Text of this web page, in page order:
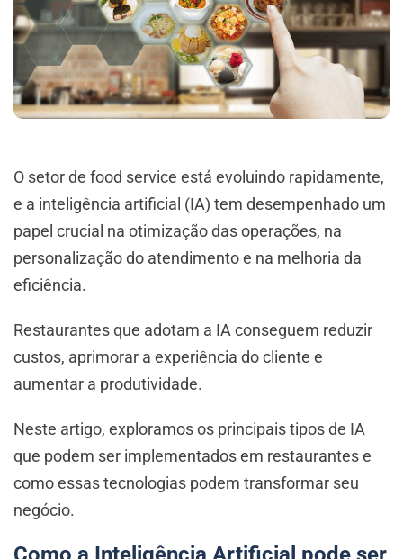
O setor de food service está evoluindo rapidamente,
e a inteligência artificial (IA) tem desempenhado um
papel crucial na otimização das operações, na
personalização do atendimento e na melhoria da
eficiência.
Restaurantes que adotam a IA conseguem reduzir
custos, aprimorar a experiência do cliente e
aumentar a produtividade.
Neste artigo, exploramos os principais tipos de IA
que podem ser implementados em restaurantes e
como essas tecnologias podem transformar seu
negócio.